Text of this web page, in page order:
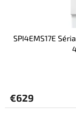
SPI4EMS17E
€629